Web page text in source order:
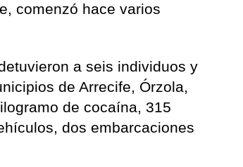
comenzó hace varios
a seis individuos y
de Arrecife, Órzola,
de cocaína, 315
dos embarcaciones